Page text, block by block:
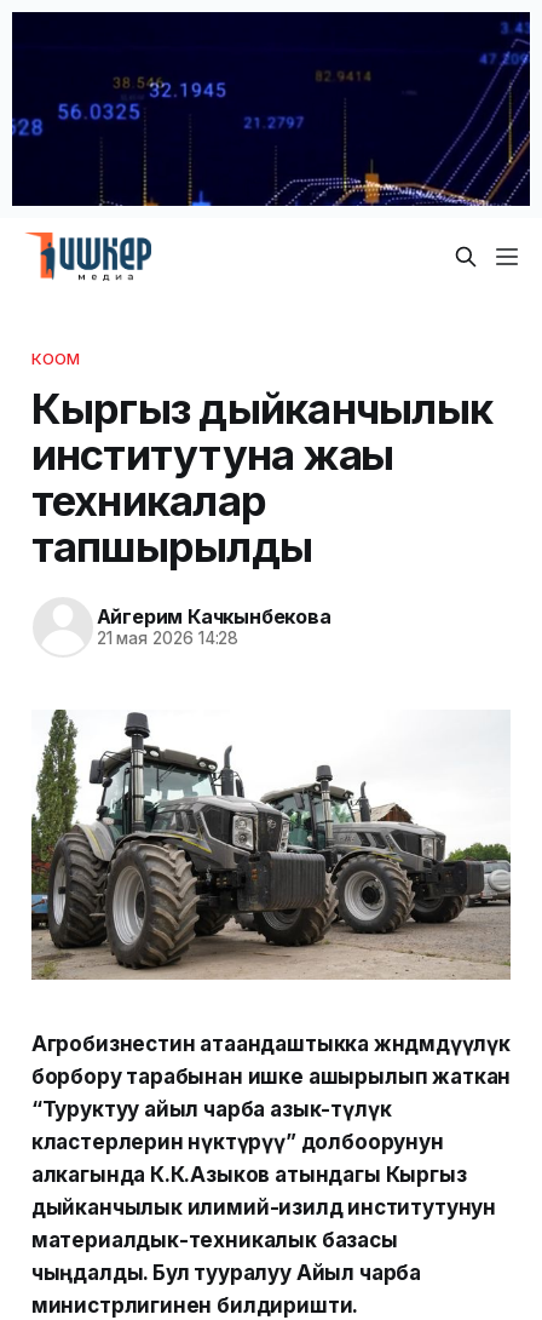
КООМ
Кыргыз дыйканчылык
институтуна жаңы
техникалар
тапшырылды
Айгерим Качкынбекова
21 мая 2026 14:28
Агробизнестин атаандаштыкка жөндөмдүүлүк
борбору тарабынан ишке ашырылып жаткан
“Туруктуу айыл чарба азык-түлүк
кластерлерин өнүктүрүү” долбоорунун
алкагында К.К.Азыков атындагы Кыргыз
дыйканчылык илимий-изилдөө институтунун
материалдык-техникалык базасы
чыңдалды. Бул тууралуу Айыл чарба
министрлигинен билдиришти.